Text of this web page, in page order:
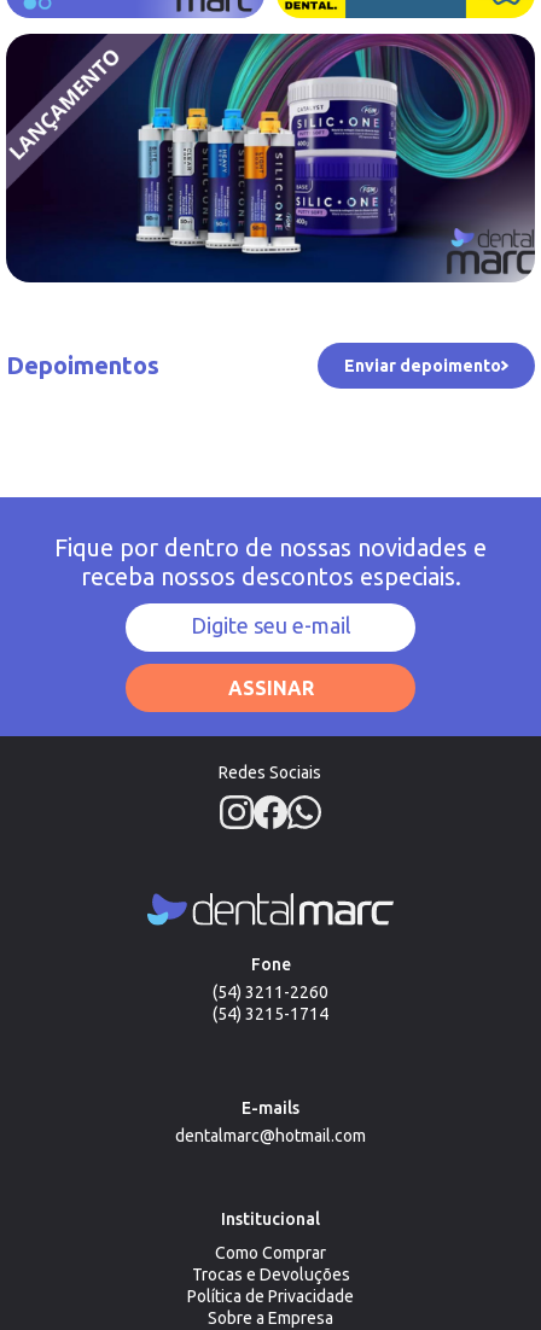
Depoimentos Enviar depoimento
Fique por dentro de nossas novidades e
receba nossos descontos especiais.
ASSINAR
Redes Sociais
Fone
(54) 3211-2260
(54) 3215-1714
E-mails
dentalmarc@hotmail.com
Institucional
Como Comprar
Trocas e Devoluções
Política de Privacidade
Sobre a Empresa